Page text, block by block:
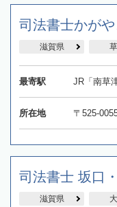
司法書士かが
滋賀県
最寄駅 JR「南草
所在地 〒525-
司法書士 坂口
滋賀県